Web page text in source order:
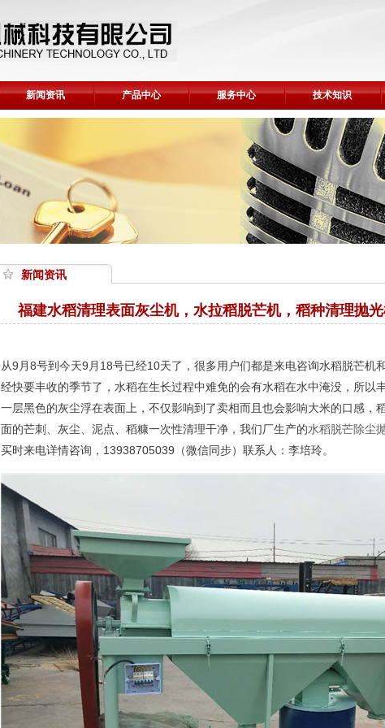
新闻资讯 产品中心 服务中心 技术知识
新闻资讯
福建水稻清理表面灰尘机，水拉稻脱芒机，稻种清理抛
从9月8号到今天9月18号已经10天了，很多用户们都是来电咨询水稻脱芒机
经快要丰收的季节了，水稻在生长过程中难免的会有水稻在水中淹没，所以
一层黑色的灰尘浮在表面上，不仅影响到了卖相而且也会影响大米的口感，
面的芒刺、灰尘、泥点、稻糠一次性清理干净，我们厂生产的水稻脱芒除尘
买时来电详情咨询，13938705039（微信同步）联系人：李培玲。